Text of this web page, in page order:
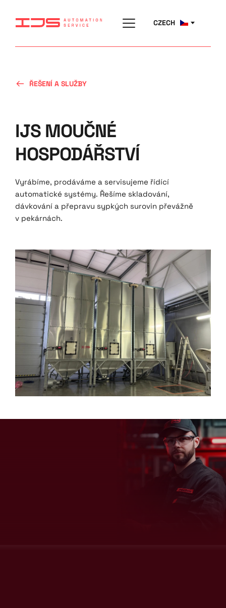
CZECH
ŘEŠENÍ A SLUŽBY
IJS MOUČNÉ
HOSPODÁŘSTVÍ
Vyrábíme, prodáváme a servisujeme řídící
automatické systémy. Řešíme skladování,
dávkování a přepravu sypkých surovin převážně
v pekárnách.